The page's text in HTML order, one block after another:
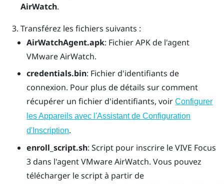
AirWatch.
Transférez les fichiers suivants :
AirWatchAgent.apk: Fichier APK de l'agent
VMware AirWatch.
credentials.bin: Fichier d'identifiants de
connexion. Pour plus de détails sur comment
récupérer un fichier d'identifiants, voirConfigurer
les Appareils avec l'Assistant de Configuration
d'Inscription.
enroll_script.sh: Script pour inscrire leVIVE Focus
3dans l'agentVMware AirWatch. Vous pouvez
télécharger le script à partir de